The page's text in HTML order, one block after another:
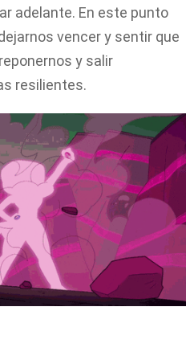
adelante. En este punto
vencer y sentir que
y salir
resilientes.